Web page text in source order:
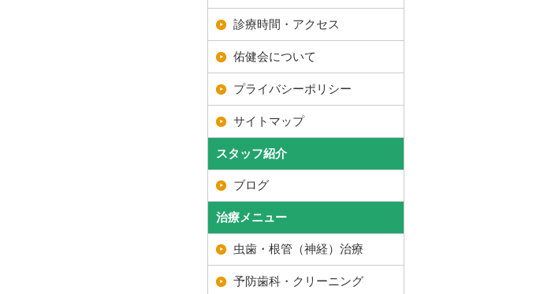
診療時間・アクセス
佑健会について
プライバシーポリシー
サイトマップ
スタッフ紹介
ブログ
治療メニュー
虫歯・根管（神経）治療
予防歯科・クリーニング